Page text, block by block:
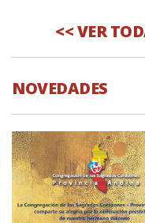
<< VER
NOVEDADES